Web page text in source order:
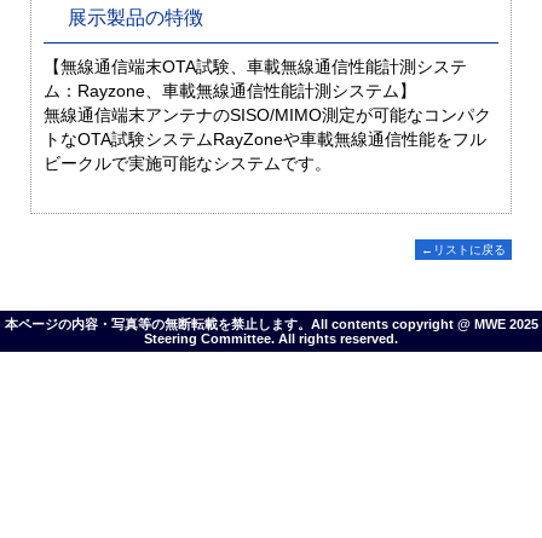
展示製品の特徴
【無線通信端末OTA試験、車載無線通信性能計測システ
ム：Rayzone、車載無線通信性能計測システム】
無線通信端末アンテナのSISO/MIMO測定が可能なコンパク
トなOTA試験システムRayZoneや車載無線通信性能をフル
ビークルで実施可能なシステムです。
←リストに戻る
本ページの内容・写真等の無断転載を禁止します。All contents copyright @ MWE 2025
Steering Committee. All rights reserved.